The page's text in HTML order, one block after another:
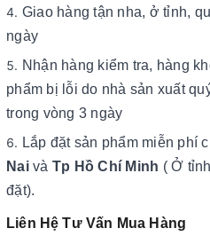
Giao hàng tận nha, ở tỉnh,
ngày
Nhận hàng kiểm tra, hàng
phẩm bị lỗi do nhà sản xuất
trong vòng 3 ngày
Lắp đặt sản phẩm miễn phí
Naivà Tp Hồ Chí Minh ( Ở
đặt).
Liên Hệ Tư Vấn Mua Hàng